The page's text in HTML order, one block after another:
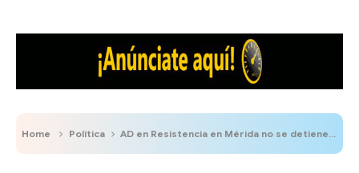
Home Política AD en Resistencia en Mérida no se detiene: "Seguiremos luchando por la democracia y la libertad"